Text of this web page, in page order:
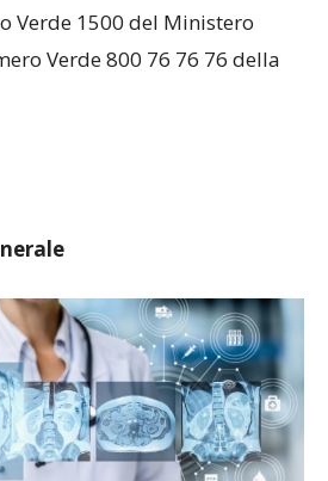
Verde 1500 del Ministero
Verde 800 76 76 76 della